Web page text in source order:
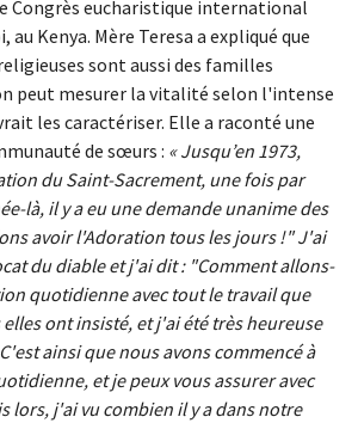
Congrès eucharistique international
Kenya. Mère Teresa a expliqué que
sont aussi des familles
peut mesurer la vitalité selon l'intense
les caractériser. Elle a raconté une
de sœurs : « Jusqu’en 1973,
du Saint-Sacrement, une fois par
là, il y a eu une demande unanime des
avoir l'Adoration tous les jours !" J'ai
du diable et j'ai dit : "Comment allons-
quotidienne avec tout le travail que
ont insisté, et j'ai été très heureuse
ainsi que nous avons commencé à
et je peux vous assurer avec
lors, j'ai vu combien il y a dans notre